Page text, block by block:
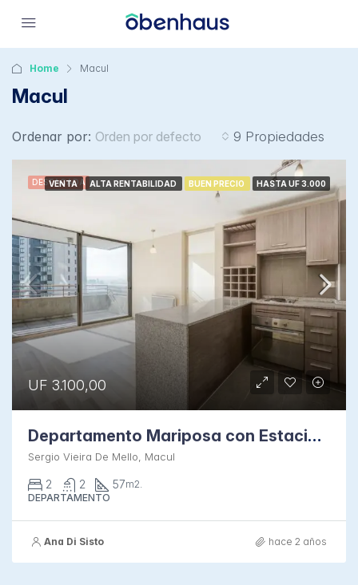
Home Macul
Macul
9 Propiedades
Ordenar por: Orden por defecto
DESTACADA
VENTA ALTA RENTABILIDAD BUEN PRECIO HASTA UF 3.000
UF 3.100,00
Departamento Mariposa con Estacionamiento
Sergio Vieira De Mello, Macul
2 2 57m2.
DEPARTAMENTO
Ana Di Sisto hace 2 años